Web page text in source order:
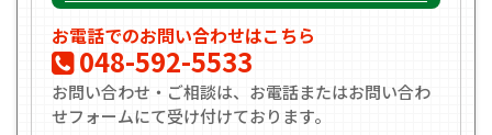
お電話でのお問い合わせはこちら
048-592-5533
お問い合わせ・ご相談は、お電話またはお問い合わ
せフォームにて受け付けております。